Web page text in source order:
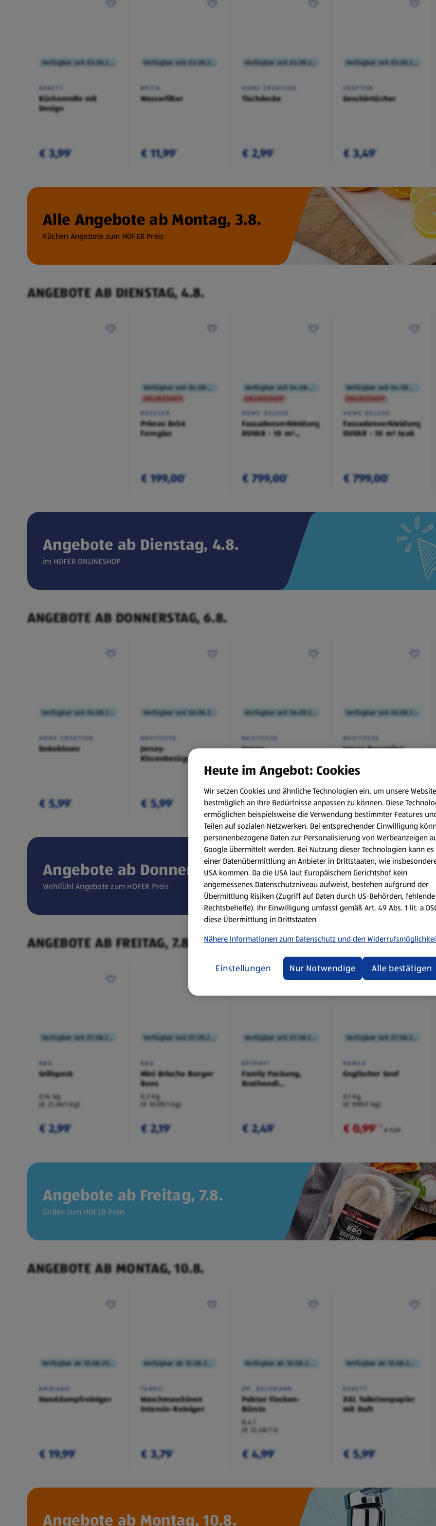
KOKETT
Küchenrolle mit
Design
€ 3,99¹
BRITA
Wasserfilter
€ 11,99¹
HOME CREATION
Tischdecke
€ 2,99¹
CROFTON
Geschirrtücher
€ 3,49¹
Alle Angebote ab Montag, 3.8.
Küchen Angebote zum HOFER Preis
ANGEBOTE AB DIENSTAG, 4.8.
Verfügbar seit 04.08.2026
CEEM
ONLINESHOP
BRESSER
Primax 8x56
Fernglas
€ 199,00¹
ONLINESHOP
HOME DELUXE
Fassadenverkleidung
DUVAR - 10 m²
€ 799,00¹
ONLINESHOP
HOME DELUXE
Fassadenverkleidung
DUVAR - 10 m² teak
€ 799,00¹
Angebote ab Dienstag, 4.8.
im HOFER ONLINESHOP
(öffnet in einem neuen Tab)
ANGEBOTE AB DONNERSTAG, 6.8.
HOME CREATION
Dekokissen
€ 5,99¹
NOVITESSE
Jersey-
Kissenbezüge,
€ 5,99¹
NOVITESSE
Jersey-
€ 9,99 ¹
NOVITESSE
Jersey Boxspring-
€ 11,99¹
Angebote ab Donnerstag, 6.8.
Wohlfühl Angebote zum HOFER Preis
ANGEBOTE AB FREITAG, 7.8.
BBQ
Grillspeck
0,14 kg
(€ 21,36/1 kg)
€ 2,99¹
BBQ
Mini Brioche Burger
Buns
0,2 kg
(€ 10,95/1 kg)
€ 2,19¹
KOTÁNYI
Family Packung,
Brathendl
€ 2,49¹
RAMSA
Englischer Senf
0,1 kg
(€ 9,90/1 kg)
€ 0,99¹ ² € 1,29
Angebote ab Freitag, 7.8.
Grillen zum HOFER Preis
ANGEBOTE AB MONTAG, 10.8.
AMBIANO
Handdampfreiniger
€ 19,99¹
TANDIL
Waschmaschinen
Intensiv-Reiniger
€ 3,79¹
DR. BECKMANN
Polster Flecken-
Bürste
0,4 l
(€ 12,48/1 l)
€ 4,99¹
KOKETT
XXL Toilettenpapier
mit Duft
€ 5,99¹
Angebote ab Montag, 10.8.
Heute im Angebot: Cookies
Wir setzen Cookies und ähnliche Technologien ein, um unsere Website
bestmöglich an Ihre Bedürfnisse anpassen zu können. Diese
ermöglichen beispielsweise die Verwendung bestimmter Features
Teilen auf sozialen Netzwerken. Bei entsprechender Einwilligung
personenbezogene Daten zur Personalisierung von Werbeanzeigen
Google übermittelt werden. Bei Nutzung dieser Technologien kann es
einer Datenübermittlung an Anbieter in Drittstaaten, wie
USA kommen. Da die USA laut Europäischem Gerichtshof kein
angemessenes Datenschutzniveau aufweist, bestehen aufgrund der
Übermittlung Risiken (Zugriff auf Daten durch US-Behörden, fehlende
Rechtsbehelfe). Ihr Einwilligung umfasst gemäß Art. 49 Abs. 1 lit. a
diese Übermittlung in Drittstaaten
Nähere Informationen zum Datenschutz und den
Einstellungen Nur Notwendige Alle bestätigen